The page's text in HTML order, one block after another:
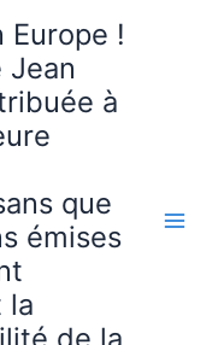
Europe !
Jean
à
que
émises
la
de la